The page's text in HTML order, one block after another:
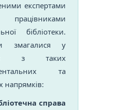
експертами
бібліотеки.
змагалися у
з таких
та
напрямків:
справа